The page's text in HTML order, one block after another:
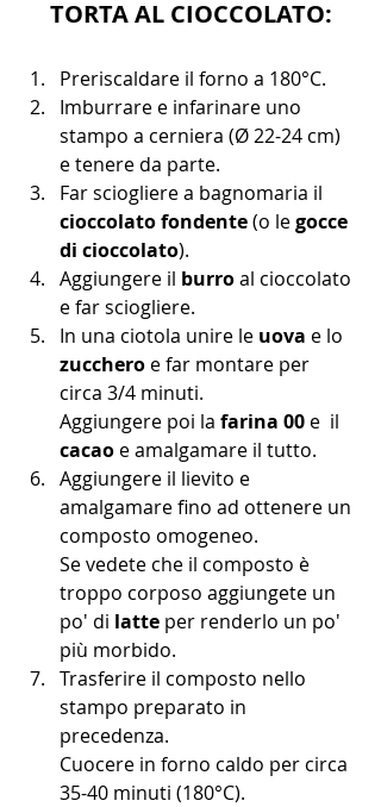
TORTA AL CIOCCOLATO:
Preriscaldare il forno a 180°C.
Imburrare e infarinare uno
stampo a cerniera (Ø 22-24 cm)
e tenere da parte.
Far sciogliere a bagnomaria il
cioccolato fondente (o le gocce
di cioccolato).
Aggiungere il burro al cioccolato
e far sciogliere.
In una ciotola unire le uova e lo
zucchero e far montare per
circa 3/4 minuti.
Aggiungere poi la farina 00 e  il
cacao e amalgamare il tutto.
Aggiungere il lievito e
amalgamare fino ad ottenere un
composto omogeneo.
Se vedete che il composto è
troppo corposo aggiungete un
po' di latte per renderlo un po'
più morbido.
Trasferire il composto nello
stampo preparato in
precedenza.
Cuocere in forno caldo per circa
35-40 minuti (180°C).